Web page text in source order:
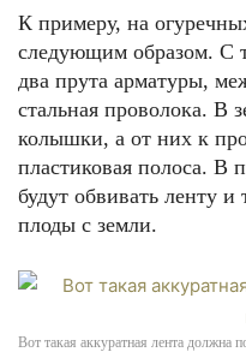
К примеру, на
следующим образом. С
два прута арматуры,
стальная проволока. В
колышки, а от них к
пластиковая полоса. В
будут обвивать ленту и
плоды с земли.
Вот такая аккуратная лента должна